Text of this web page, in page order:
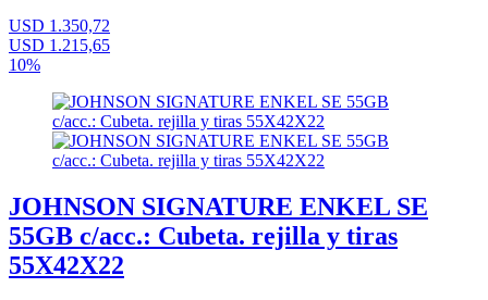
USD 1.350,72
USD 1.215,65
10%
JOHNSON SIGNATURE ENKEL SE
55GB c/acc.: Cubeta. rejilla y tiras
55X42X22